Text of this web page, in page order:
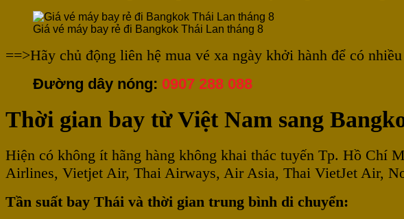
Giá vé máy bay rẻ đi Bangkok Thái Lan tháng 8
==>Hãy chủ động liên hệ mua vé xa ngày khởi hành để có
Đường dây nóng: 0907 288 088
Thời gian bay từ Việt Nam sang
Hiện có không ít hãng hàng không khai thác tuyến Tp. Hồ Chí
Airlines, Vietjet Air, Thai Airways, Air Asia, Thai VietJet Air,
Tần suất bay Thái và thời gian trung bình di chuyển: